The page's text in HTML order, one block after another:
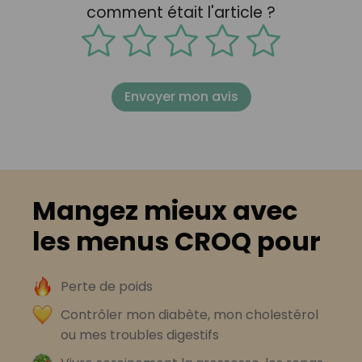
comment était l'article ?
Envoyer mon avis
Mangez mieux avec
les menus CROQ pour
Perte de poids
Contrôler mon diabète, mon cholestérol
ou mes troubles digestifs